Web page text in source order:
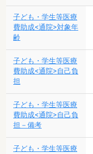
子ども・学生等医療
費助成<通院>対象年
齢
子ども・学生等医療
費助成<通院>自己負
担
子ども・学生等医療
費助成<通院>自己負
担－備考
子ども・学生等医療